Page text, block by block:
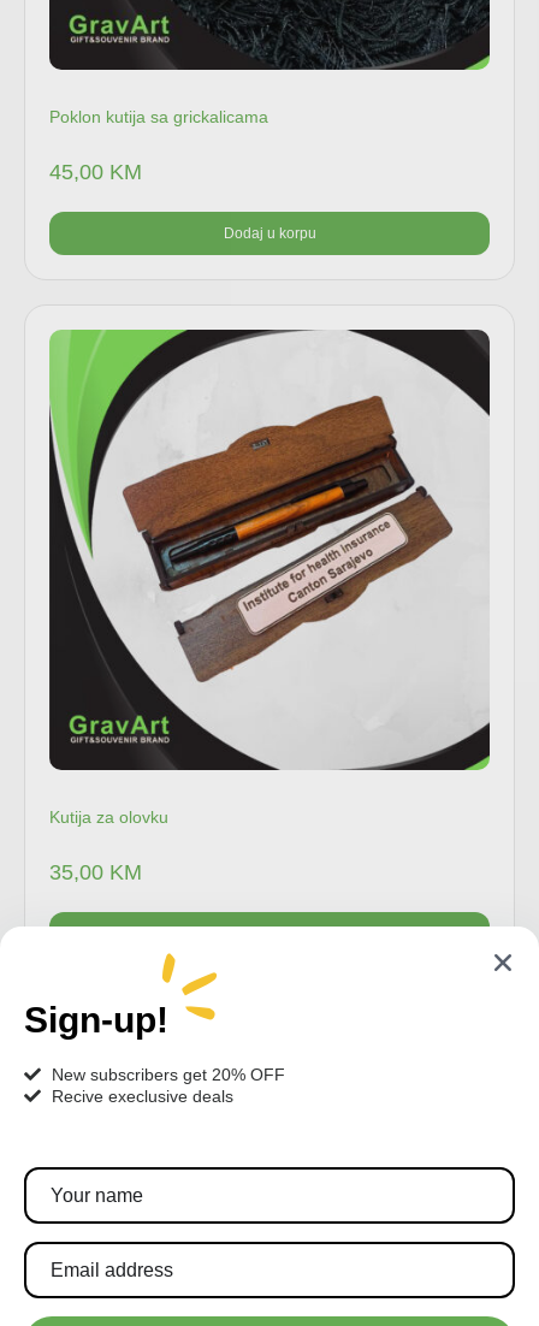
Poklon kutija sa grickalicama
45,00 KM
Dodaj u korpu
Kutija za olovku
35,00 KM
Sign-up!
New subscribers get 20% OFF
Recive execlusive deals